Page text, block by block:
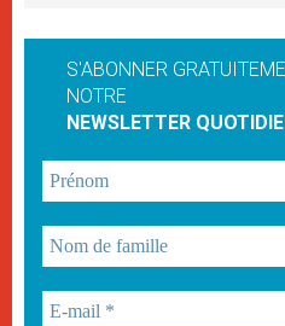
S'ABONNER
NOTRE
NEWSLETTER